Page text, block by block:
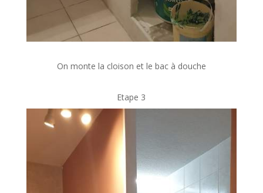
On monte la cloison et le bac à douche
Etape 3